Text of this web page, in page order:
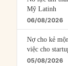
Mỹ Latinh
06/08/2026
Nợ cho kẻ
việc cho
05/08/2026